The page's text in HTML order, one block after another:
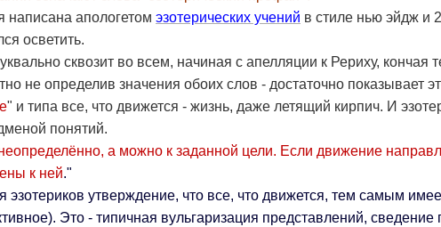
написана апологетом эзотерических учений в стиле нью эйдж и
осветить.
сквозит во всем, начиная с апелляции к Рериху, кончая
не определив значения обоих слов - достаточно показывает
" и типа все, что движется - жизнь, даже летящий кирпич. И
понятий.
а можно к заданной цели. Если движение
к ней."
эзотериков утверждение, что все, что движется, тем самым
Это - типичная вульгаризация представлений,